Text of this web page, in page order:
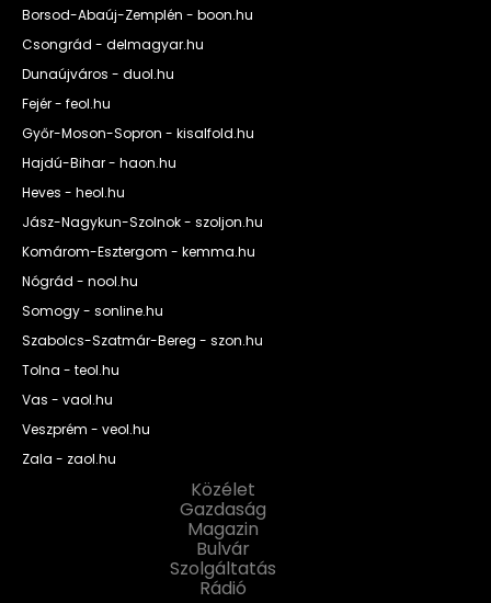
Borsod-Abaúj-Zemplén - boon.hu
Csongrád - delmagyar.hu
Dunaújváros - duol.hu
Fejér - feol.hu
Győr-Moson-Sopron - kisalfold.hu
Hajdú-Bihar - haon.hu
Heves - heol.hu
Jász-Nagykun-Szolnok - szoljon.hu
Komárom-Esztergom - kemma.hu
Nógrád - nool.hu
Somogy - sonline.hu
Szabolcs-Szatmár-Bereg - szon.hu
Tolna - teol.hu
Vas - vaol.hu
Veszprém - veol.hu
Zala - zaol.hu
Közélet
Gazdaság
Magazin
Bulvár
Szolgáltatás
Rádió